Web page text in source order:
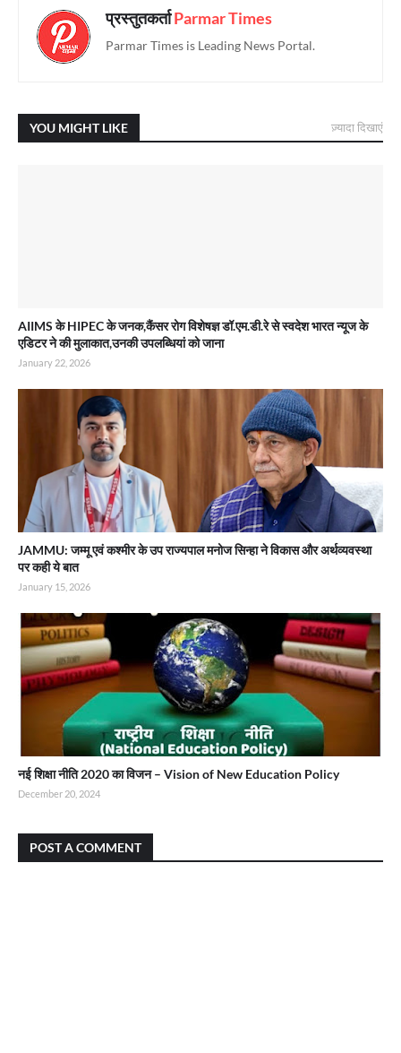
प्रस्तुतकर्ताParmar Times
Parmar Times is Leading News Portal.
YOU MIGHT LIKE ज़्यादा दिखाएं
AIIMS के HIPEC के जनक,कैंसर रोग विशेषज्ञ डॉ.एम.डी.रे से स्वदेश भारत न्यूज के
एडिटर ने की मुलाकात,उनकी उपलब्धियां को जाना
January 22, 2026
JAMMU: जम्मू एवं कश्मीर के उप राज्यपाल मनोज सिन्हा ने विकास और अर्थव्यवस्था
पर कही ये बात
January 15, 2026
नई शिक्षा नीति 2020 का विजन – Vision of New Education Policy
December 20, 2024
POST A COMMENT